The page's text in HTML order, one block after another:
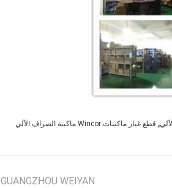
, قطع غيار ماكينات Wincor ماكينة الصراف الآلي
GUANGZHOU WEIYAN